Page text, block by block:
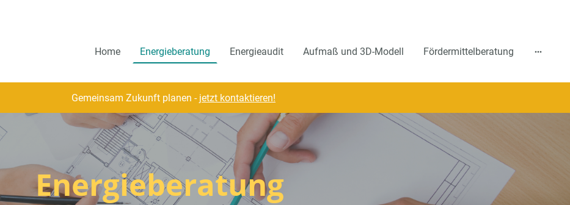
Home Energieberatung Energieaudit Aufmaß und 3D-Modell Fördermittelberatung
Gemeinsam Zukunft planen - jetzt kontaktieren!
Energieberatung